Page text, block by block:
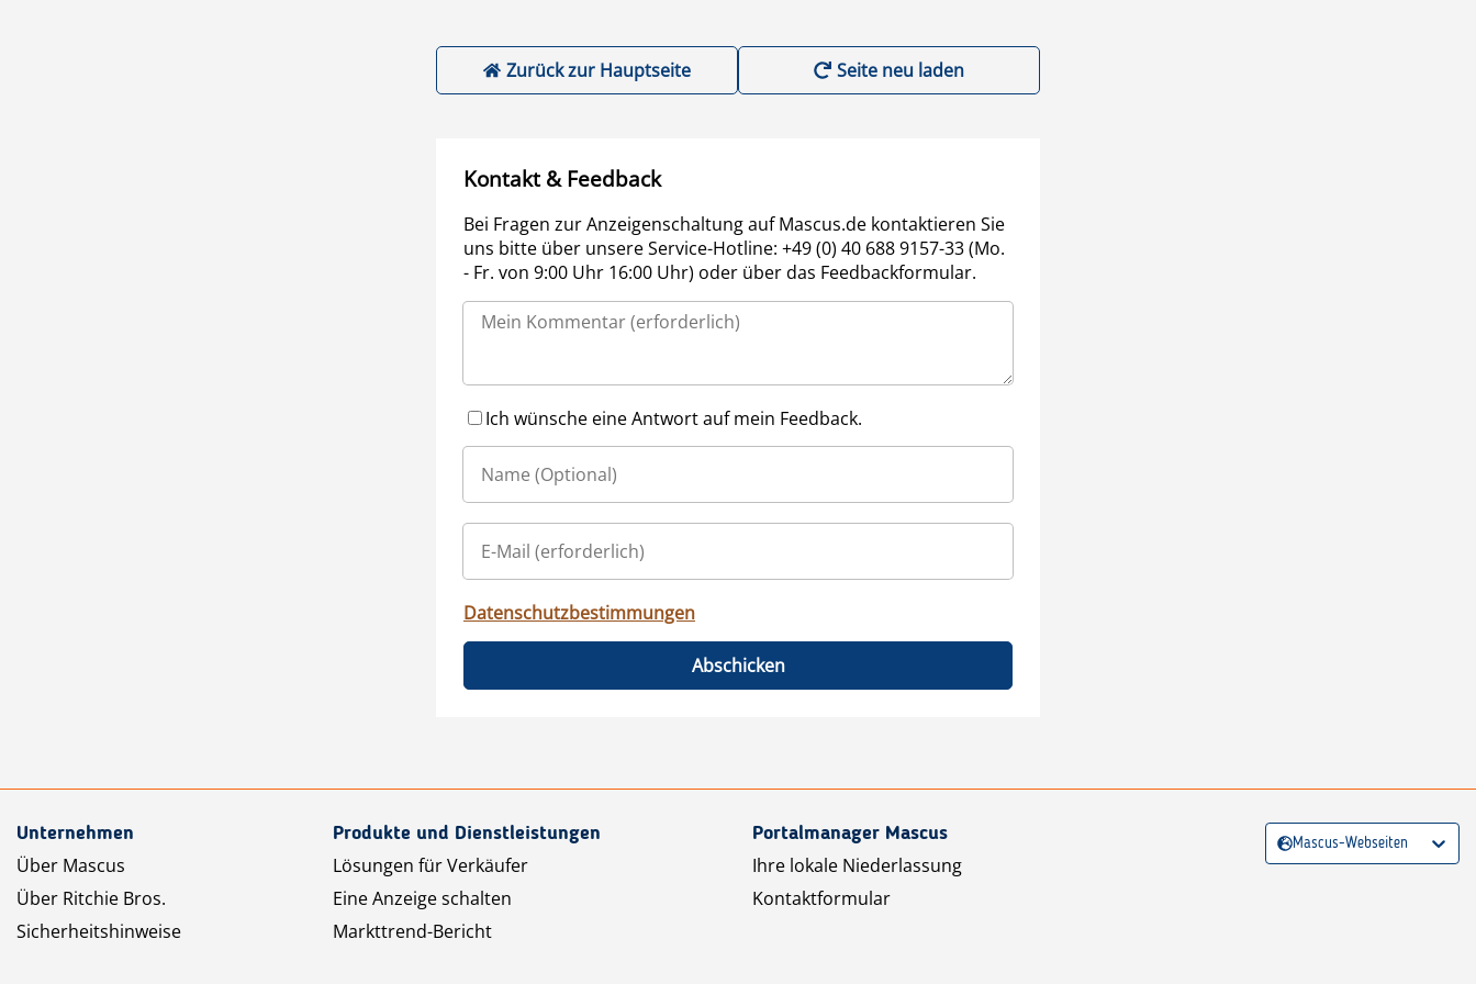
Zurück zur Hauptseite Seite neu laden
Kontakt & Feedback
Bei Fragen zur Anzeigenschaltung auf Mascus.de kontaktieren Sie
uns bitte über unsere Service-Hotline: +49 (0) 40 688 9157-33 (Mo.
- Fr. von 9:00 Uhr 16:00 Uhr) oder über das Feedbackformular.
Ich wünsche eine Antwort auf mein Feedback.
Datenschutzbestimmungen
Abschicken
Unternehmen
Über Mascus
Über Ritchie Bros.
Sicherheitshinweise
Produkte und Dienstleistungen
Lösungen für Verkäufer
Eine Anzeige schalten
Markttrend-Bericht
Portalmanager Mascus
Ihre lokale Niederlassung
Kontaktformular
Mascus-Webseiten